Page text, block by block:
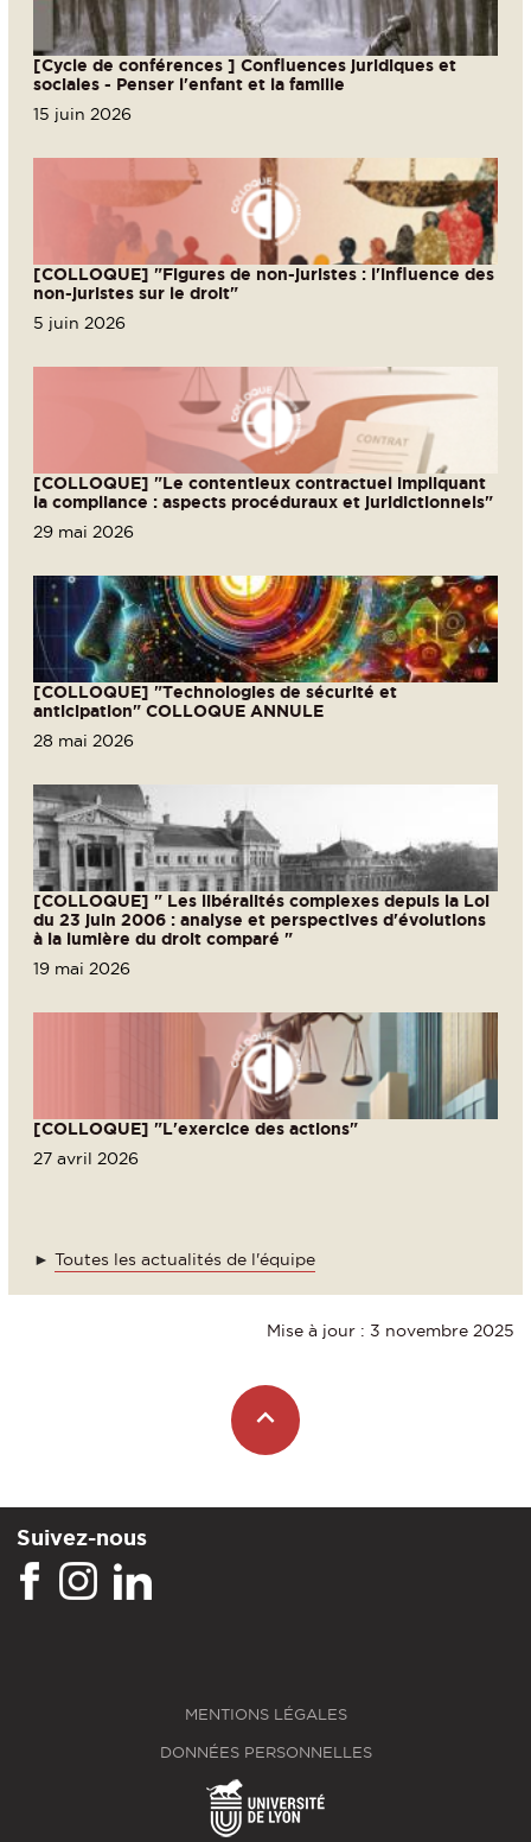
[Cycle de conférences ] Confluences juridiques et
sociales - Penser l'enfant et la famille
15 juin 2026
[COLLOQUE] "Figures de non-juristes : l'influence des
non-juristes sur le droit"
5 juin 2026
[COLLOQUE] "Le contentieux contractuel impliquant
la compliance : aspects procéduraux et juridictionnels"
29 mai 2026
[COLLOQUE] "Technologies de sécurité et
anticipation" COLLOQUE ANNULE
28 mai 2026
[COLLOQUE] " Les libéralités complexes depuis la Loi
du 23 juin 2006 : analyse et perspectives d'évolutions
à la lumière du droit comparé "
19 mai 2026
[COLLOQUE] "L'exercice des actions"
27 avril 2026
► Toutes les actualités de l'équipe
Mise à jour : 3 novembre 2025
Suivez-nous
MENTIONS LÉGALES
DONNÉES PERSONNELLES